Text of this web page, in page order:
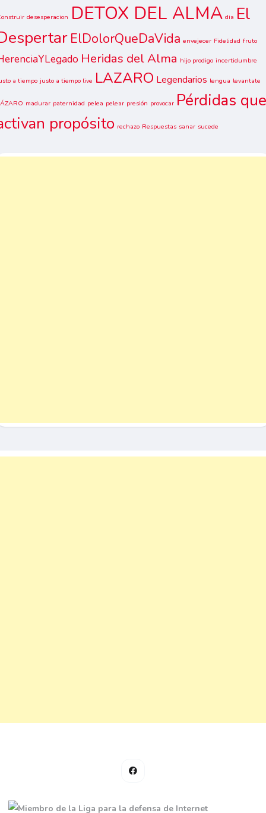
desesperacion DETOX DEL ALMA dia El
ElDolorQueDaVida envejecer Fidelidad fruto
Heridas del Alma hijo prodigo incertidumbre
a tiempo justo a tiempo live LAZARO Legendarios lengua levantate
madurar paternidad pelea pelear presión provocar Pérdidas que
propósito rechazo Respuestas sanar sucede